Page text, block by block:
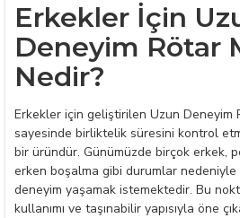
Erkekler İçin
Deneyim Rötar
Nedir?
Erkekler için geliştirilen Uzun Deneyim
sayesinde birliktelik süresini kontrol
bir üründür. Günümüzde birçok erkek,
erken boşalma gibi durumlar
deneyim yaşamak istemektedir. Bu
kullanımı ve taşınabilir yapısıyla öne